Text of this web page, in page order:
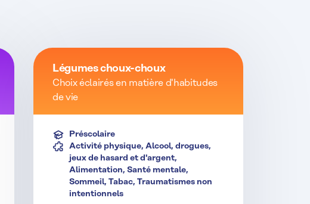
Légumes choux-choux
Choix éclairés en matière d'habitudes
de vie
Préscolaire
Activité physique, Alcool, drogues,
jeux de hasard et d'argent,
Alimentation, Santé mentale,
Sommeil, Tabac, Traumatismes non
intentionnels